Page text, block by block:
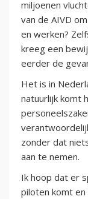
miljoenen
van de AIVD
en werken?
kreeg een
eerder de
Het is in
natuurlijk komt
zonder dat
aan te nemen.
Ik hoop dat er
piloten komt